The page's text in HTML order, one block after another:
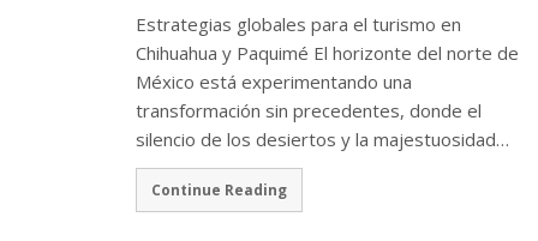
Estrategias globales para el turismo en
Chihuahua y Paquimé El horizonte del norte de
México está experimentando una
transformación sin precedentes, donde el
silencio de los desiertos y la majestuosidad…
Continue Reading